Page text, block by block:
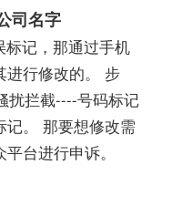
司名字
记，那通过手机
进行修改的。 步
扰拦截----号码标记
记。 那要想修改需
台进行申诉。